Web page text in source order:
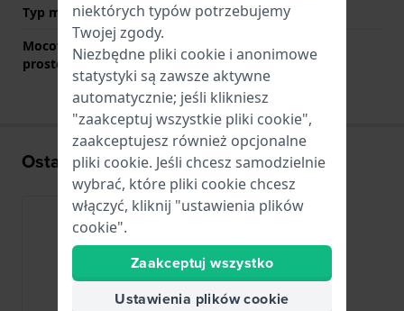
Typ mocowania
Kołki sprężyste
Mocowanie za pomocą
prostego bolca
Tak
Ostatnio oglądane
niektórych typów potrzebujemy
Twojej zgody.
Niezbędne pliki cookie i anonimowe
statystyki są zawsze aktywne
automatycznie; jeśli klikniesz
"zaakceptuj wszystkie pliki cookie",
zaakceptujesz również opcjonalne
pliki cookie. Jeśli chcesz samodzielnie
wybrać, które pliki cookie chcesz
włączyć, kliknij "ustawienia plików
cookie".
Zaakceptuj wszystko
Ustawienia plików cookie